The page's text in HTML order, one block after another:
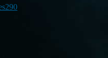
290